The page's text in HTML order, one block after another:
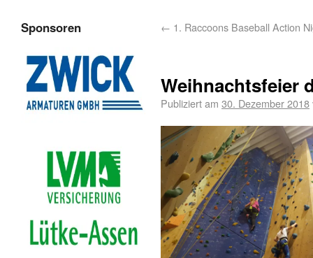
← 1. Raccoons Baseball Action
Weihnachtsfeier
Publiziert am 30. Dezember 2018
Sponsoren